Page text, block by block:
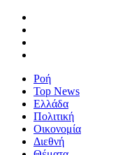
Ροή
Top News
Ελλάδα
Πολιτική
Οικονομία
Διεθνή